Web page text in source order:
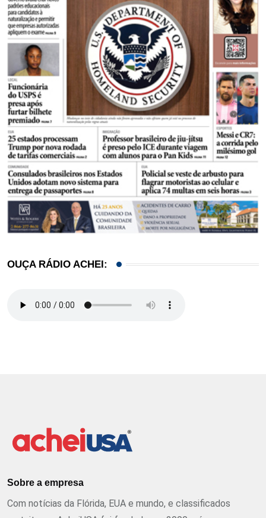
OUÇA RÁDIO ACHEI:
Sobre a empresa
Com notícias da Flórida, EUA e mundo, e classificados